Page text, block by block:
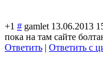
+1 # gamlet 13.06.2013
пока на там сайте
Ответить | Ответить с